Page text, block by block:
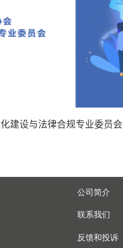
设与法律合规专业委员会
公司简介
联系我们
反馈和投诉